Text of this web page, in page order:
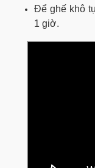
Để ghế khô
1 giờ.